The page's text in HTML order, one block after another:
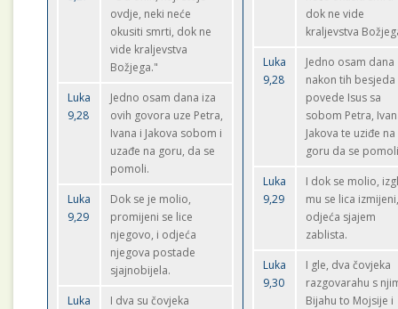
ovdje, neki neće
okusiti smrti, dok ne
vide kraljevstva
Božjega."
Luka
9,28
Jedno osam dana iza
ovih govora uze Petra,
Ivana i Jakova sobom i
uzađe na goru, da se
pomoli.
Luka
9,29
Dok se je molio,
promijeni se lice
njegovo, i odjeća
njegova postade
sjajnobijela.
Luka
I dva su čovjeka
dok ne vide
kraljevstva
Luka
9,28
Jedno osam dana
nakon tih besjeda
povede Isus sa
sobom Petra,
Jakova te uziđe na
goru da se
Luka
9,29
I dok se molio,
mu se lica
odjeća sjajem
zablista.
Luka
9,30
I gle, dva čovjeka
razgovarahu s
Bijahu to Mojsije i